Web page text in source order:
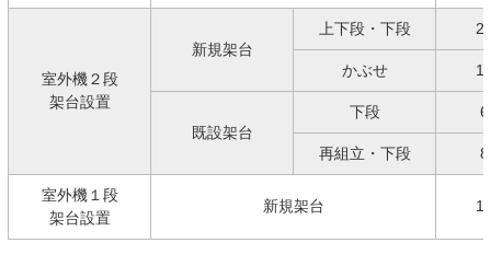
室外機２段
架台設置
新規架台
上下段・下段
かぶせ
既設架台
下段
再組立・下段
室外機１段
架台設置
新規架台